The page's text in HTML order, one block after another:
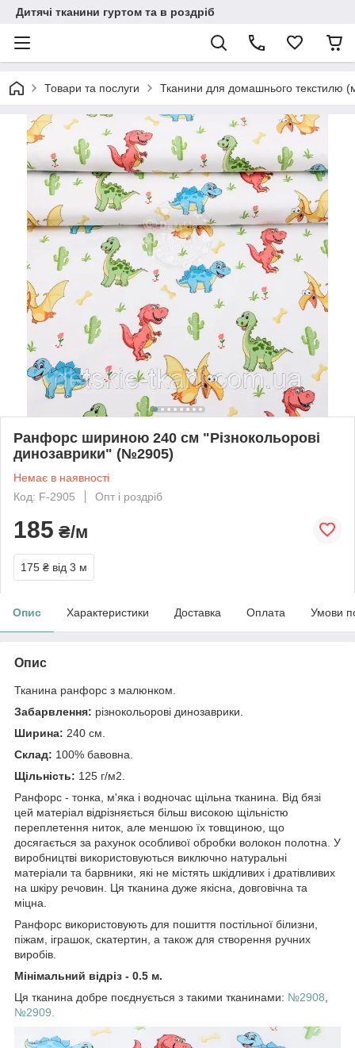
Дитячі тканини гуртом та в роздріб
Товари та послуги Тканини для домашнього текстилю
Ранфорс шириною 240 см "Різнокольорові
динозаврики" (№2905)
Немає в наявності
Код: F-2905
Опт і роздріб
185 ₴/м
175 ₴ від 3 м
Опис Характеристики Доставка Оплата Умови
Опис
Тканина ранфорс з малюнком.
Забарвлення: різнокольорові динозаврики.
Ширина: 240 см.
Склад: 100% бавовна.
Щільність: 125 г/м2.
Ранфорс - тонка, м'яка і водночас щільна тканина. Від бязі
цей матеріал відрізняється більш високою щільністю
переплетення ниток, але меншою їх товщиною, що
досягається за рахунок особливої обробки волокон полотна. У
виробництві використовуються виключно натуральні
матеріали та барвники, які не містять шкідливих і дратівливих
на шкіру речовин. Ця тканина дуже якісна, довговічна та
міцна.
Ранфорс використовують для пошиття постільної білизни,
піжам, іграшок, скатертин, а також для створення ручних
виробів.
Мінімальний відріз - 0.5 м.
Ця тканина добре поєднується з такими тканинами: №2908
№2909.